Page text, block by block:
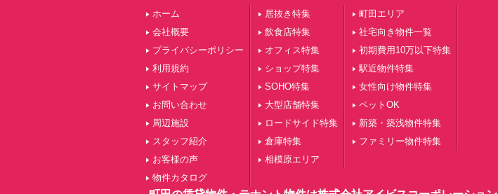
ホーム
会社概要
プライバシーポリシー
利用規約
サイトマップ
お問い合わせ
周辺施設
スタッフ紹介
お客様の声
物件カタログ
居抜き特集
飲食店特集
オフィス特集
ショップ特集
SOHO特集
大型店舗特集
ロードサイド特集
倉庫特集
相模原エリア
町田エリア
社宅向き物件一覧
初期費用10万以下特集
駅近物件特集
女性向け物件特集
ペットOK
新築・築浅物件特集
ファミリー物件特集